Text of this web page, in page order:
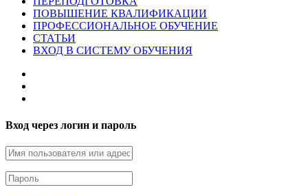
ПОВЫШЕНИЕ КВАЛИФИКАЦИИ
ПРОФЕССИОНАЛЬНОЕ ОБУЧЕНИЕ
СТАТЬИ
ВХОД В СИСТЕМУ ОБУЧЕНИЯ
Вход через логин и пароль